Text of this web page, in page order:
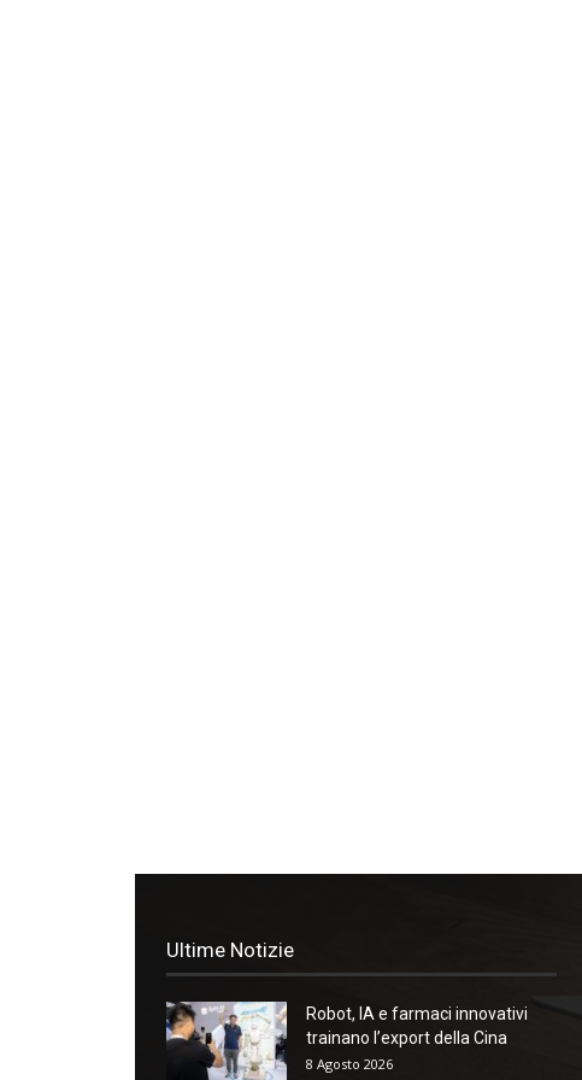
Ultime Notizie
Robot, IA e farmaci innovativi
trainano l’export della Cina
8 Agosto 2026